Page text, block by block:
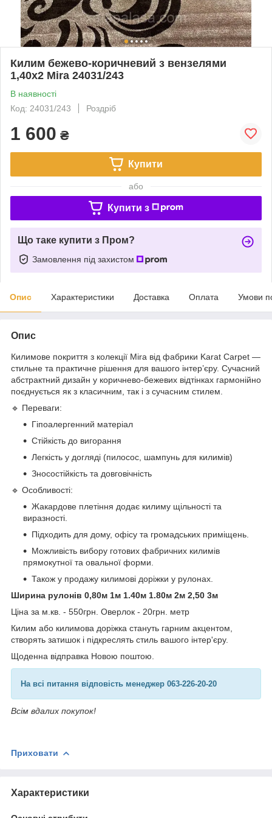
Килим бежево-коричневий з вензелями
1,40х2 Mira 24031/243
В наявності
Код: 24031/243
Роздріб
1 600 ₴
Купити
або
Купити з
Що таке купити з Пром?
Замовлення під захистом
Опис Характеристики Доставка Оплата Умови
Опис
Килимове покриття з колекції Mira від фабрики Karat Carpet —
стильне та практичне рішення для вашого інтер’єру. Сучасний
абстрактний дизайн у коричнево-бежевих відтінках гармонійно
поєднується як з класичним, так і з сучасним стилем.
🔹 Переваги:
Гіпоалергенний матеріал
Стійкість до вигорання
Легкість у догляді (пилосос, шампунь для килимів)
Зносостійкість та довговічність
🔹 Особливості:
Жакардове плетіння додає килиму щільності та
виразності.
Підходить для дому, офісу та громадських приміщень.
Можливість вибору готових фабричних килимів
прямокутної та овальної форми.
Також у продажу килимові доріжки у рулонах.
Ширина рулонів 0,80м 1м 1.40м 1.80м 2м 2,50 3м
Ціна за м.кв. - 550грн. Оверлок - 20грн. метр
Килим або килимова доріжка стануть гарним акцентом,
створять затишок і підкреслять стиль вашого інтер'єру.
Щоденна відправка Новою поштою.
На всі питання відповість менеджер 063-226-20-20
Всім вдалих покупок!
Приховати
Характеристики